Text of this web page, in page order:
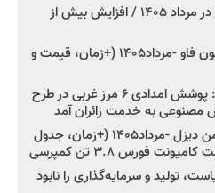
اعلام قیمت جدید پارس نوا در مرداد ۱۴۰۵ / افزایش بیش از
شروع فروش کشنده و کامیون فاو -مرداد۱۴۰۵ (+زمان، قیمت و
مدیرعامل امدادخودروسایپا: پوشش امدادی ۶ مرز غربی در طرح
شروع فروش ۸ محصول بهمن دیزل -مرداد۱۴۰۵ (+زمان، جدول
فورس ۳.۸ تن کمپرسی
تولید و سرمایه‌گذاری را نابود